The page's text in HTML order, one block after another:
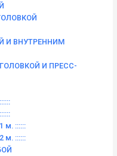
И ВНУТРЕННИМ
И ПРЕСС-
м. ::::::
м. ::::::